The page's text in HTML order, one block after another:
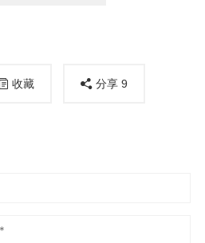
收藏 分享 9